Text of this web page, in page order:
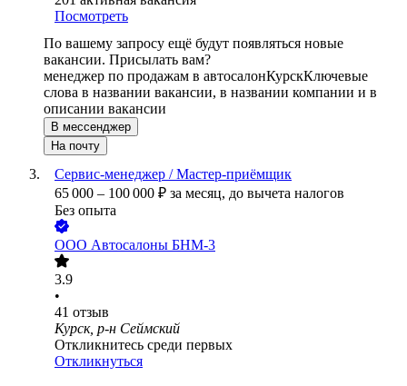
Посмотреть
По вашему запросу ещё будут появляться новые
вакансии. Присылать вам?
менеджер по продажам в автосалонКурскКлючевые
слова в названии вакансии, в названии компании и в
описании вакансии
В мессенджер
На почту
Сервис-менеджер / Мастер-приёмщик
65 000 – 100 000 ₽ за месяц, до вычета налогов
Без опыта
ООО Автосалоны БНМ-3
3.9
•
41 отзыв
Курск, р-н Сеймский
Откликнитесь среди первых
Откликнуться